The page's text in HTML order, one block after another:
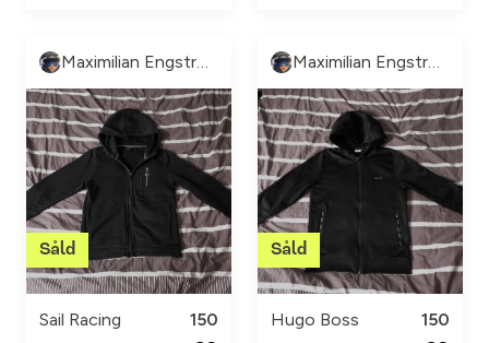
Maximilian Engström
Sail Racing
150
Maximilian Engström
Hugo Boss
150